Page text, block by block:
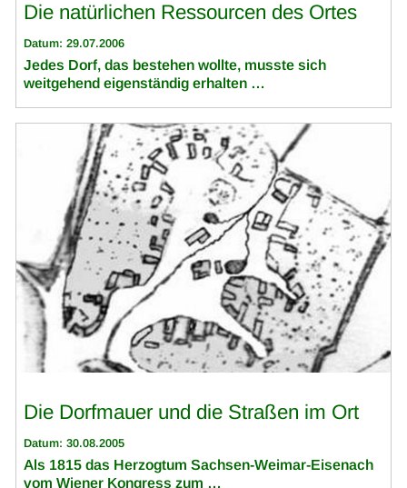
Die natürlichen Ressourcen des Ortes
Datum: 29.07.2006
Jedes Dorf, das bestehen wollte, musste sich
weitgehend eigenständig erhalten …
Die Dorfmauer und die Straßen im Ort
Datum: 30.08.2005
Als 1815 das Herzogtum Sachsen-Weimar-Eisenach
vom Wiener Kongress zum …